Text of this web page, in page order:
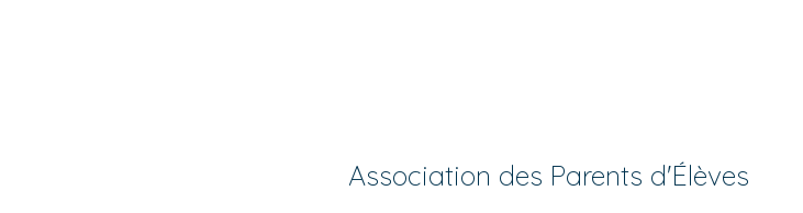
Association des Parents d'Élèves